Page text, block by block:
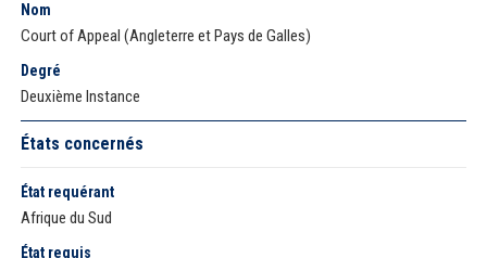
Nom
Court of Appeal (Angleterre et Pays de Galles)
Degré
Deuxième Instance
États concernés
État requérant
Afrique du Sud
État requis